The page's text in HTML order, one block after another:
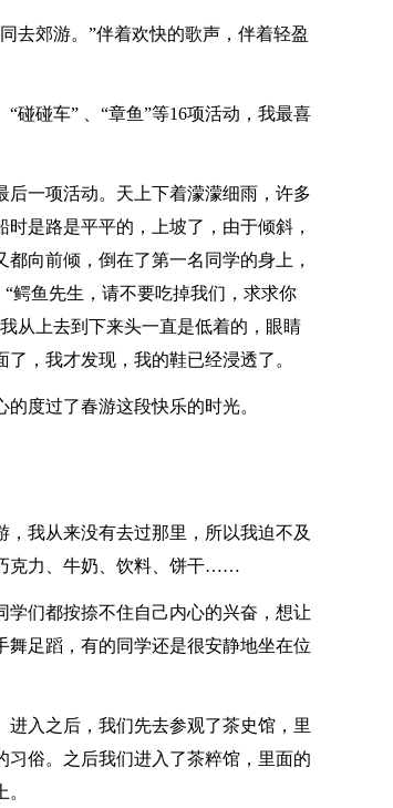
去郊游。”伴着欢快的歌声，伴着轻盈
碰碰车” 、“章鱼”等16项活动，我最喜
后一项活动。天上下着濛濛细雨，许多
是路是平平的，上坡了，由于倾斜，
向前倾，倒在了第一名同学的身上，
鳄鱼先生，请不要吃掉我们，求求你
从上去到下来头一直是低着的，眼睛
，我才发现，我的鞋已经浸透了。
度过了春游这段快乐的时光。
我从来没有去过那里，所以我迫不及
克力、牛奶、饮料、饼干……
们都按捺不住自己内心的兴奋，想让
足蹈，有的同学还是很安静地坐在位
入之后，我们先去参观了茶史馆，里
俗。之后我们进入了茶粹馆，里面的